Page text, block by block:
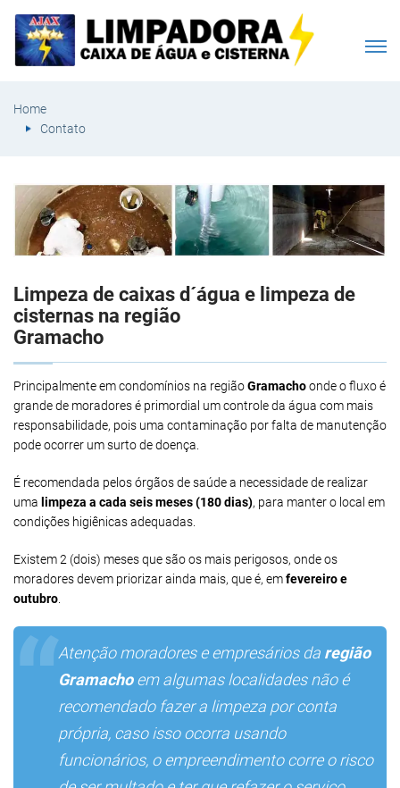
Home
Contato
Limpeza de caixas d´água e limpeza de
cisternas na região
Gramacho
Principalmente em condomínios na regiãoGramachoonde o fluxo é
grande de moradores é primordial um controle da água com mais
responsabilidade, pois uma contaminação por falta de manutenção
pode ocorrer um surto de doença.
É recomendada pelos órgãos de saúde a necessidade de realizar
uma limpeza a cada seis meses (180 dias), para manter o local em
condições higiênicas adequadas.
Existem 2 (dois) meses que são os mais perigosos, onde os
moradores devem priorizar ainda mais, que é, emfevereiro e
outubro
Atenção moradores e empresários da região
Gramachoem algumas localidades não é
recomendado fazer a limpeza por conta
própria, caso isso ocorra usando
funcionários, o empreendimento corre o risco